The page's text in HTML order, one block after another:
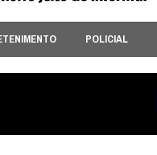
POLICIAL